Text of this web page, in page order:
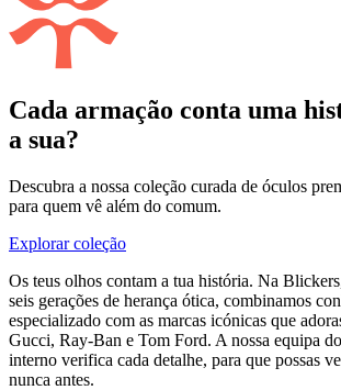
Cada armação conta uma
a sua?
Descubra a nossa coleção curada de óculos
para quem vê além do comum.
Explorar coleção
Os teus olhos contam a tua história. Na
seis gerações de herança ótica, combinamos
especializado com as marcas icónicas que
Gucci, Ray-Ban e Tom Ford. A nossa equipa
interno verifica cada detalhe, para que possas
nunca antes.